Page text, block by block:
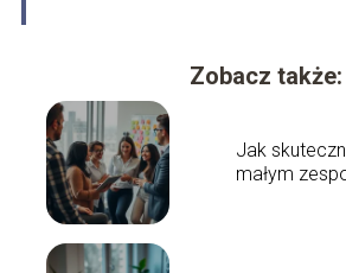
Zobacz także:
Jak
małym